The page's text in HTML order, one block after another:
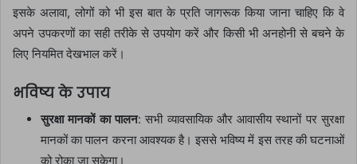
इसके अलावा, लोगों को भी इस बात के प्रति जागरूक किया जाना चाहिए कि वे
अपने उपकरणों का सही तरीके से उपयोग करें और किसी भी अनहोनी से बचने के
लिए नियमित देखभाल करें।
भविष्य के उपाय
सुरक्षा मानकों का पालन: सभी व्यावसायिक और आवासीय स्थानों पर सुरक्षा
मानकों का पालन करना आवश्यक है। इससे भविष्य में इस तरह की घटनाओं
को रोका जा सकेगा।